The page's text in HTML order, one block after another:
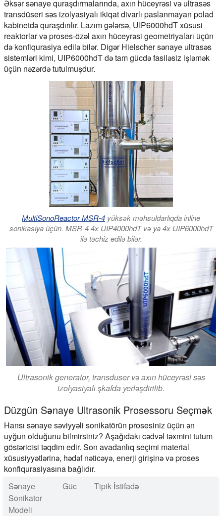
Əksər sənaye quraşdırmalarında, axın hüceyrəsi və ultrasəs
transdüseri səs izolyasiyalı ikiqat divarlı paslanmayan polad
kabinetdə quraşdırılır. Lazım gələrsə, UIP6000hdT xüsusi
reaktorlar və proses-özəl axın hüceyrəsi geometriyaları üçün
də konfiqurasiya edilə bilər. Digər Hielscher sənaye ultrasəs
sistemləri kimi, UIP6000hdT də tam gücdə fasiləsiz işləmək
üçün nəzərdə tutulmuşdur.
MultiSonoReactor MSR-4 yüksək məhsuldarlıqda inline
sonikasiya üçün. MSR-4 4x UIP4000hdT və ya 4x UIP6000hdT
ilə təchiz edilə bilər.
Ultrasonik generator, transduser və axın hüceyrəsi səs
izolyasiyalı şkafda yerləşdirilib.
Düzgün Sənaye Ultrasonik Prosessoru Seçmək
Hansı sənaye səviyyəli sonikatörün prosesiniz üçün ən
uyğun olduğunu bilmirsiniz? Aşağıdakı cədvəl təxmini tutum
göstəricisi təqdim edir. Son avadanlıq seçimi material
xüsusiyyətlərinə, hədəf nəticəyə, enerji girişinə və proses
konfiqurasiyasına bağlıdır.
Sənaye
Sonikator
Modeli
Güc Tipik İstifadə